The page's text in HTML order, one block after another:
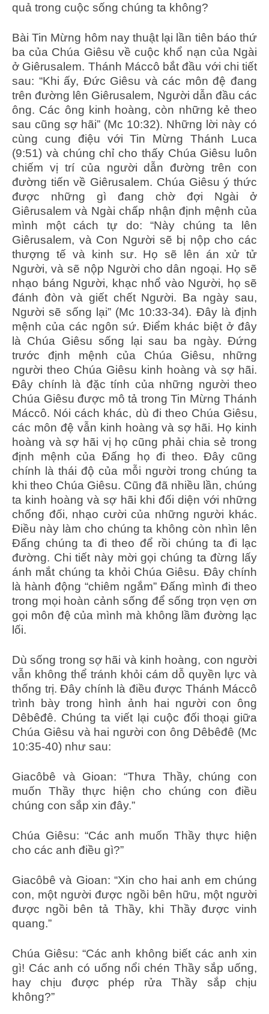
quả trong cuộc sống chúng ta không?
Bài Tin Mừng hôm nay thuật lại lần tiên báo thứ
ba của Chúa Giêsu về cuộc khổ nạn của Ngài
ở Giêrusalem. Thánh Máccô bắt đầu với chi tiết
sau: “Khi ấy, Đức Giêsu và các môn đệ đang
trên đường lên Giêrusalem, Người dẫn đầu các
ông. Các ông kinh hoàng, còn những kẻ theo
sau cũng sợ hãi” (Mc 10:32). Những lời này có
cùng cung điệu với Tin Mừng Thánh Luca
(9:51) và chúng chỉ cho thấy Chúa Giêsu luôn
chiếm vị trí của người dẫn đường trên con
đường tiến về Giêrusalem. Chúa Giêsu ý thức
được những gì đang chờ đợi Ngài ở
Giêrusalem và Ngài chấp nhận định mệnh của
mình một cách tự do: “Này chúng ta lên
Giêrusalem, và Con Người sẽ bị nộp cho các
thượng tế và kinh sư. Họ sẽ lên án xử tử
Người, và sẽ nộp Người cho dân ngoại. Họ sẽ
nhạo báng Người, khạc nhổ vào Người, họ sẽ
đánh đòn và giết chết Người. Ba ngày sau,
Người sẽ sống lại” (Mc 10:33-34). Đây là định
mệnh của các ngôn sứ. Điểm khác biệt ở đây
là Chúa Giêsu sống lại sau ba ngày. Đứng
trước định mệnh của Chúa Giêsu, những
người theo Chúa Giêsu kinh hoàng và sợ hãi.
Đây chính là đặc tính của những người theo
Chúa Giêsu được mô tả trong Tin Mừng Thánh
Máccô. Nói cách khác, dù đi theo Chúa Giêsu,
các môn đệ vẫn kinh hoàng và sợ hãi. Họ kinh
hoàng và sợ hãi vị họ cũng phải chia sẻ trong
định mệnh của Đấng họ đi theo. Đây cũng
chính là thái độ của mỗi người trong chúng ta
khi theo Chúa Giêsu. Cũng đã nhiều lần, chúng
ta kinh hoàng và sợ hãi khi đối diện với những
chống đối, nhạo cười của những người khác.
Điều này làm cho chúng ta không còn nhìn lên
Đấng chúng ta đi theo để rồi chúng ta đi lạc
đường. Chi tiết này mời gọi chúng ta đừng lấy
ánh mắt chúng ta khỏi Chúa Giêsu. Đây chính
là hành động “chiêm ngắm” Đấng mình đi theo
trong mọi hoàn cảnh sống để sống trọn vẹn ơn
gọi môn đệ của mình mà không lầm đường lạc
lối.
Dù sống trong sợ hãi và kinh hoàng, con người
vẫn không thể tránh khỏi cám dỗ quyền lực và
thống trị. Đây chính là điều được Thánh Máccô
trình bày trong hình ảnh hai người con ông
Dêbêđê. Chúng ta viết lại cuộc đối thoại giữa
Chúa Giêsu và hai người con ông Dêbêđê (Mc
10:35-40) như sau:
Giacôbê và Gioan: “Thưa Thầy, chúng con
muốn Thầy thực hiện cho chúng con điều
chúng con sắp xin đây.”
Chúa Giêsu: “Các anh muốn Thầy thực hiện
cho các anh điều gì?”
Giacôbê và Gioan: “Xin cho hai anh em chúng
con, một người được ngồi bên hữu, một người
được ngồi bên tả Thầy, khi Thầy được vinh
quang.”
Chúa Giêsu: “Các anh không biết các anh xin
gì! Các anh có uống nổi chén Thầy sắp uống,
hay chịu được phép rửa Thầy sắp chịu
không?”